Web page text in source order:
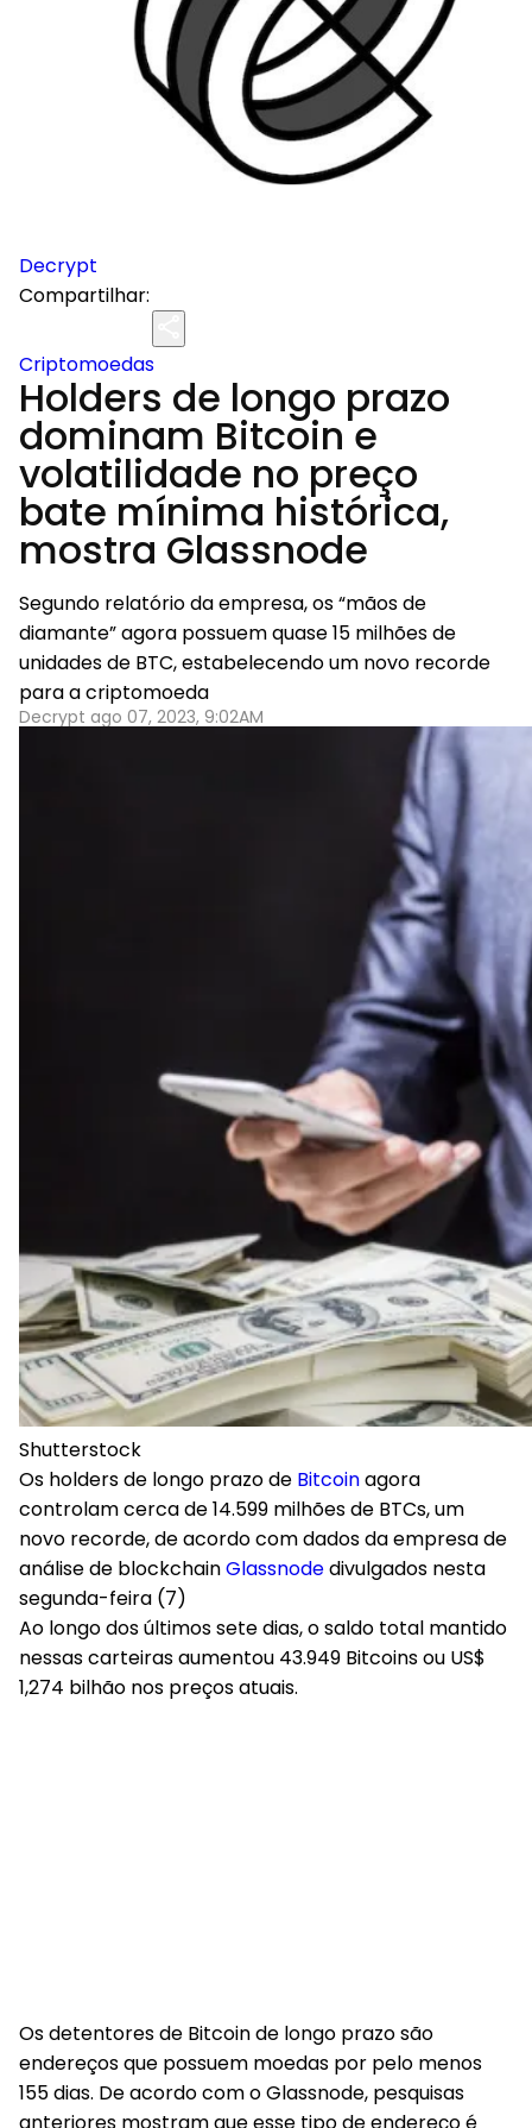
Decrypt
Compartilhar:
Criptomoedas
Holders de longo prazo
dominam Bitcoin e
volatilidade no preço
bate mínima histórica,
mostra Glassnode
Segundo relatório da empresa, os “mãos de
diamante” agora possuem quase 15 milhões de
unidades de BTC, estabelecendo um novo recorde
para a criptomoeda
Decrypt ago 07, 2023, 9:02AM
Shutterstock
Os holders de longo prazo de Bitcoinagora
controlam cerca de 14.599 milhões de BTCs, um
novo recorde, de acordo com dados da empresa de
análise de blockchainGlassnodedivulgados nesta
segunda-feira (7)
Ao longo dos últimos sete dias, o saldo total mantido
nessas carteiras aumentou 43.949 Bitcoins ou US$
1,274 bilhão nos preços atuais.
Os detentores de Bitcoin de longo prazo são
endereços que possuem moedas por pelo menos
155 dias. De acordo com o Glassnode, pesquisas